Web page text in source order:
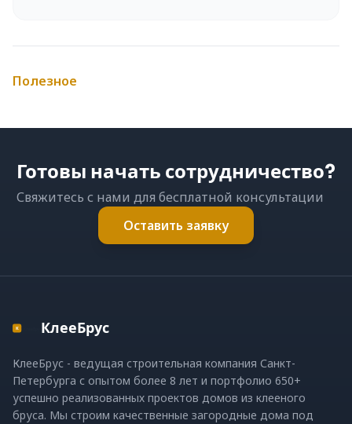
Полезное
Готовы начать сотрудничество?
Свяжитесь с нами для бесплатной консультации
Оставить заявку
КлееБрус
КлееБрус - ведущая строительная компания Санкт-
Петербурга с опытом более 8 лет и портфолио 650+
успешно реализованных проектов домов из клееного
бруса. Мы строим качественные загородные дома под